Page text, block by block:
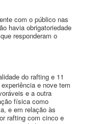
com o público nas
havia obrigatoriedade
responderam o
do rafting e 11
e nove tem
e a outra
física como
e em relação às
rafting com cinco e